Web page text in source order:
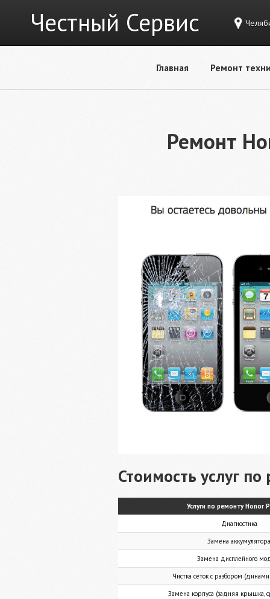
Честный Сервис
Главная Ремонт
Ремонт
Стоимость услуг
Услуги по ремонту Honor
Диагностика
Замена аккумулятора
Замена дисплейного
Чистка сеток с разбором
Замена корпуса (задняя крышка,